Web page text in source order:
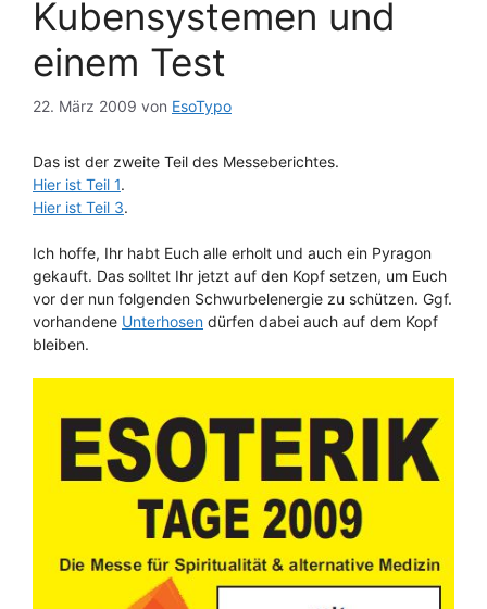
Kubensystemen und
einem Test
22. März 2009 von EsoTypo
Das ist der zweite Teil des Messeberichtes.
Hier ist Teil 1.
Hier ist Teil 3.
Ich hoffe, Ihr habt Euch alle erholt und auch ein Pyragon
gekauft. Das solltet Ihr jetzt auf den Kopf setzen, um Euch
vor der nun folgenden Schwurbelenergie zu schützen. Ggf.
vorhandene Unterhosen dürfen dabei auch auf dem Kopf
bleiben.